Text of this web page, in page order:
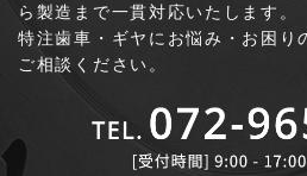
ら製造まで一貫対応いたします。
特注歯車・ギヤにお悩み・お困り
ご相談ください。